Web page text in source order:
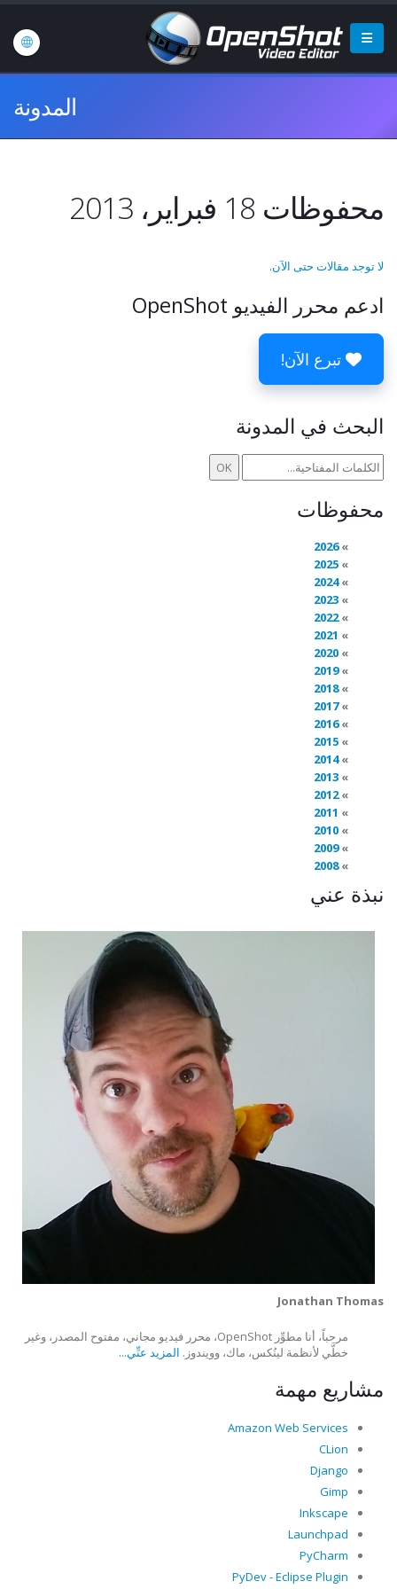
المدونة
محفوظات 18 فبراير، 2013
لا توجد مقالات حتى الآن.
ادعم محرر الفيديو OpenShot
تبرع الآن!
البحث في المدونة
محفوظات
2026
2025
2024
2023
2022
2021
2020
2019
2018
2017
2016
2015
2014
2013
2012
2011
2010
2009
2008
نبذة عني
Jonathan Thomas
مرحباً، أنا مطوِّر OpenShot، محرر فيديو مجاني، مفتوح المصدر، وغير
خطَّي لأنظمة لينُكس، ماك، وويندوز. المزيد عنِّي...
مشاريع مهمة
Amazon Web Services
CLion
Django
Gimp
Inkscape
Launchpad
PyCharm
PyDev - Eclipse Plugin